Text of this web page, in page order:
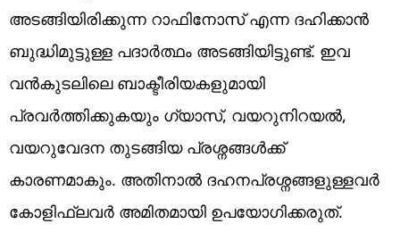
അടങ്ങിയിരിക്കുന്ന റാഫിനോസ് എന്ന ദഹിക്കാൻ
ബുദ്ധിമുട്ടുള്ള പദാർത്ഥം അടങ്ങിയിട്ടുണ്ട്. ഇവ
വൻകുടലിലെ ബാക്ടീരിയകളുമായി
പ്രവർത്തിക്കുകയും ഗ്യാസ്, വയറുനിറയൽ,
വയറുവേദന തുടങ്ങിയ പ്രശ്നങ്ങൾക്ക്
കാരണമാകും. അതിനാൽ ദഹനപ്രശ്നങ്ങളുള്ളവർ
കോളിഫ്ലവർ അമിതമായി ഉപയോഗിക്കരുത്.